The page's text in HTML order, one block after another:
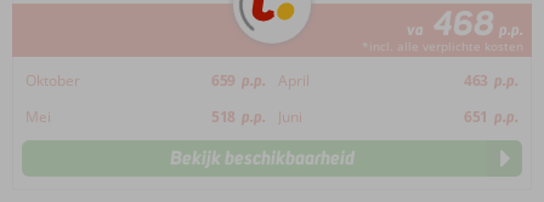
va 468 p.p.
*incl. alle verplichte kosten
Oktober 659 p.p. April 463 p.p.
Mei
518 p.p. Juni 651 p.p.
Bekijk beschikbaarheid